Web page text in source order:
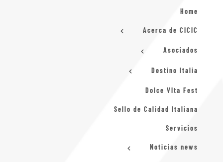
Home
Acerca de CICIC
Asociados
Destino Italia
Dolce VIta Fest
Sello de Calidad Italiana
Servicios
Noticias news